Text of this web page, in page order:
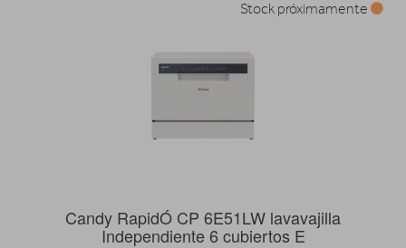
Candy RapidÓ CP 6E51LW lavavajilla
Independiente 6 cubiertos E
Stock próximamente